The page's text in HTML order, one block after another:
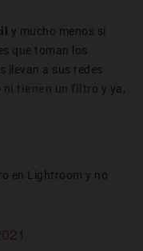
y mucho menos si
que toman los
llevan a sus redes
ni tienen un filtro y ya,
en Lightroom y no